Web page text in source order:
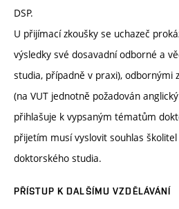
DSP.
U přijímací zkoušky se uchazeč
výsledky své dosavadní odborné a
studia, případně v praxi), odbornými
(na VUT jednotně požadován
přihlašuje k vypsaným tématům
přijetím musí vyslovit souhlas
doktorského studia.
PŘÍSTUP K DALŠÍMU VZDĚLÁVÁNÍ